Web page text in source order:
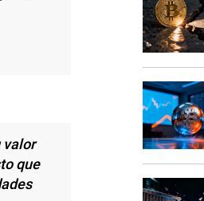
valor
que